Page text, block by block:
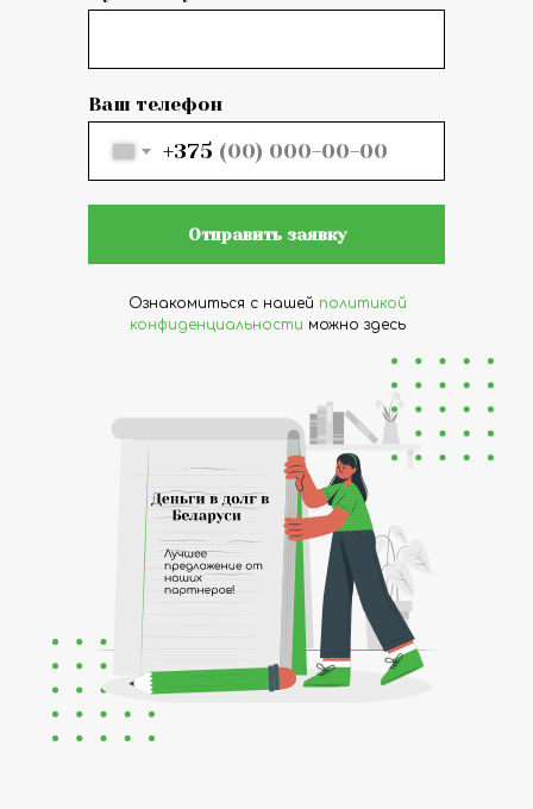
Ваш телефон
+375
Отправить заявку
Ознакомиться с нашей политикой
конфиденциальности можно здесь